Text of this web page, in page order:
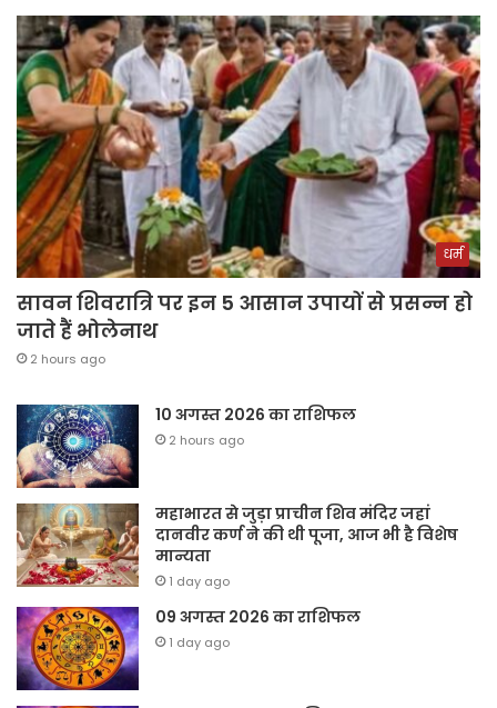
धर्म
सावन शिवरात्रि पर इन 5 आसान उपायों से प्रसन्न हो
जाते हैं भोलेनाथ
2 hours ago
10 अगस्त 2026 का राशिफल
2 hours ago
महाभारत से जुड़ा प्राचीन शिव मंदिर जहां
दानवीर कर्ण ने की थी पूजा, आज भी है विशेष
मान्यता
1 day ago
09 अगस्त 2026 का राशिफल
1 day ago